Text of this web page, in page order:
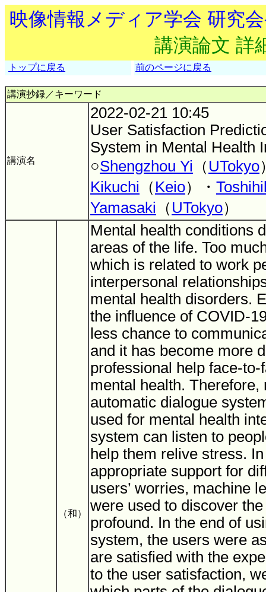
映像情報メディア学会 研究
講演論文 詳
トップに戻る 前のページに戻る
講演抄録／キーワード
講演名
2022-02-21 10:45
User Satisfaction
System in Mental Health
○Shengzhou Yi （ UTokyo
Kikuchi （ Keio）・
Yamasaki （ UTokyo）
（和）
Mental health conditions
areas of the life. Too
which is related to work
interpersonal
mental health disorders.
the influence of COVID-
less chance to
and it has become more
professional help face-
mental health. Therefore,
automatic dialogue
used for mental health
system can listen to
help them relive stress.
appropriate support for
users’ worries, machine
were used to discover
profound. In the end of
system, the users were
are satisfied with the
to the user satisfaction,